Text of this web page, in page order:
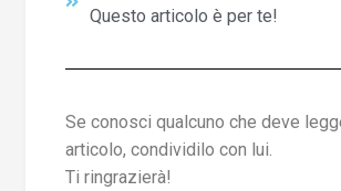
Questo articolo è per te!
Se conosci qualcuno che deve
articolo, condividilo con lui.
Ti ringrazierà!